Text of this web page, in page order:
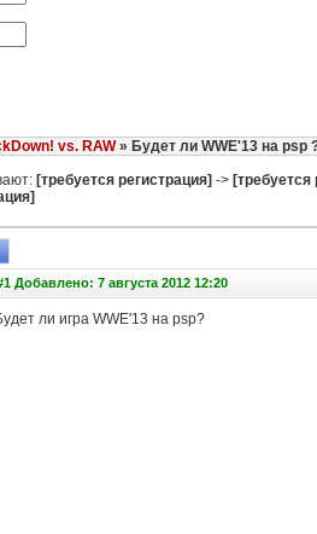
vs. RAW» Будет ли WWE'13 на psp
[требуется регистрация] -> [требуется
Добавлено: 7 августа 2012 12:20
ли игра WWE'13 на psp?